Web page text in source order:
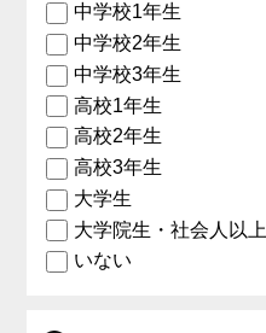
中学校1年生
中学校2年生
中学校3年生
高校1年生
高校2年生
高校3年生
大学生
大学院生・社会人以上
いない